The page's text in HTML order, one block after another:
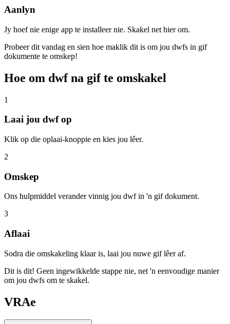
Aanlyn
Jy hoef nie enige app te installeer nie. Skakel net hier om.
Probeer dit vandag en sien hoe maklik dit is om jou dwfs in gif
dokumente te omskep!
Hoe om dwf na gif te omskakel
1
Laai jou dwf op
Klik op die oplaai-knoppie en kies jou lêer.
2
Omskep
Ons hulpmiddel verander vinnig jou dwf in 'n gif dokument.
3
Aflaai
Sodra die omskakeling klaar is, laai jou nuwe gif lêer af.
Dit is dit! Geen ingewikkelde stappe nie, net 'n eenvoudige manier
om jou dwfs om te skakel.
VRAe